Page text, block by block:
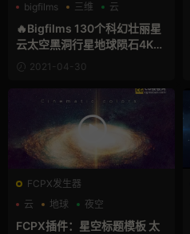
bigfilms
三维 云
🔥Bigfilms 130个科幻壮丽星
云太空黑洞行星地球陨石4K图
片视频特效动画合成素材 AST
RA-Space Pack
2021-04-30
FCPX发生器
云
地球 夜空
FCPX插件：星空标题模板 太